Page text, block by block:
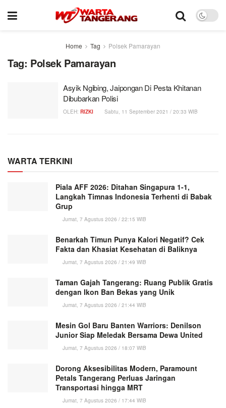
Home Tag Polsek Pamarayan
Tag: Polsek Pamarayan
Asyik Ngibing, Jaipongan Di Pesta Khitanan
Dibubarkan Polisi
OLEH: RIZKI Sabtu, 11 September 2021 / 20:33 WIB
WARTA TERKINI
Piala AFF 2026: Ditahan Singapura 1-1,
Langkah Timnas Indonesia Terhenti di Babak
Grup
Jumat, 7 Agustus 2026 / 22:15 WIB
Benarkah Timun Punya Kalori Negatif? Cek
Fakta dan Khasiat Kesehatan di Baliknya
Jumat, 7 Agustus 2026 / 21:49 WIB
Taman Gajah Tangerang: Ruang Publik Gratis
dengan Ikon Ban Bekas yang Unik
Jumat, 7 Agustus 2026 / 21:44 WIB
Mesin Gol Baru Banten Warriors: Denilson
Junior Siap Meledak Bersama Dewa United
Jumat, 7 Agustus 2026 / 18:07 WIB
Dorong Aksesibilitas Modern, Paramount
Petals Tangerang Perluas Jaringan
Transportasi hingga MRT
Jumat, 7 Agustus 2026 / 17:44 WIB